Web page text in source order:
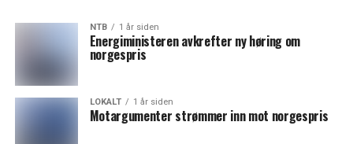
NTB 1 år siden
Energiministeren avkrefter ny høring om
norgespris
LOKALT 1 år siden
Motargumenter strømmer inn mot norgespris